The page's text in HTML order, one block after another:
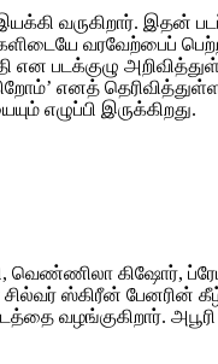
இதன்
வரவேற்பைப்
என படக்குழு
எனத்
எழுப்பி இருக்கிறது.
வெண்ணிலா கிஷோர்,
ஸ்கிரீன் பேனரின்
வழங்குகிறார்.